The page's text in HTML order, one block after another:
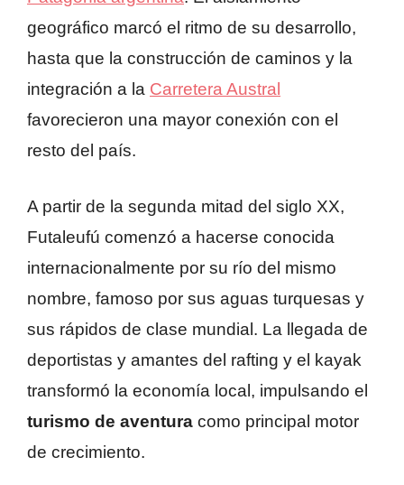
geográfico marcó el ritmo de su desarrollo,
hasta que la construcción de caminos y la
integración a la Carretera Austral
favorecieron una mayor conexión con el
resto del país.
A partir de la segunda mitad del siglo XX,
Futaleufú comenzó a hacerse conocida
internacionalmente por su río del mismo
nombre, famoso por sus aguas turquesas y
sus rápidos de clase mundial. La llegada de
deportistas y amantes del rafting y el kayak
transformó la economía local, impulsando el
turismo de aventura como principal motor
de crecimiento.